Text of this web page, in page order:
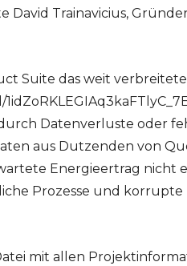
Trainavicius,
Suite das weit
durch Datenverluste oder
aus Dutzenden von
Energieertrag nicht
Prozesse und korrupte
mit allen